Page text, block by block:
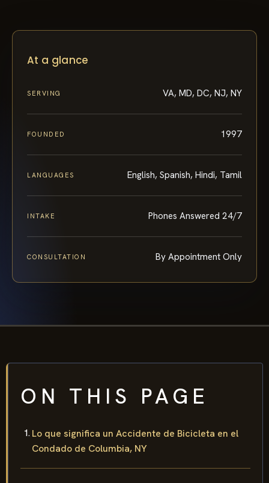
At a glance
SERVING VA, MD, DC, NJ, NY
FOUNDED 1997
LANGUAGES English, Spanish, Hindi, Tamil
INTAKE Phones Answered 24/7
CONSULTATION By Appointment Only
ON THIS PAGE
Lo que significa un Accidente de Bicicleta en el
Condado de Columbia, NY